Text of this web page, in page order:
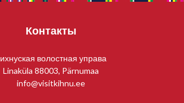
Контакты
волостная управа
Linaküla 88003, Pärnumaa
info@visitkihnu.ee